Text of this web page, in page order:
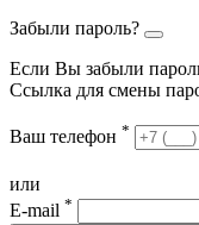
Забыли пароль?
Если Вы забыли
Ссылка для смены
Ваш телефон *
или
E-mail *